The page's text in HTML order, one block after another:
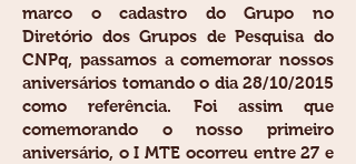
marco o cadastro do Grupo no
Diretório dos Grupos de Pesquisa do
CNPq, passamos a comemorar nossos
aniversários tomando o dia 28/10/2015
como referência. Foi assim que
comemorando o nosso primeiro
aniversário, o I MTE ocorreu entre 27 e